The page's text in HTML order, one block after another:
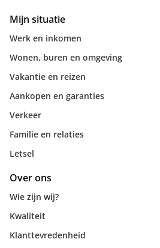
Mijn situatie
Werk en inkomen
Wonen, buren en omgeving
Vakantie en reizen
Aankopen en garanties
Verkeer
Familie en relaties
Letsel
Over ons
Wie zijn wij?
Kwaliteit
Klanttevredenheid